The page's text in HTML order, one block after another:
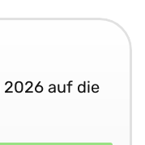
2026 auf die